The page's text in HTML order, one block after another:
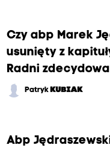
Czy abp Marek
usunięty z
Radni
Patryk KUBIAK
Abp